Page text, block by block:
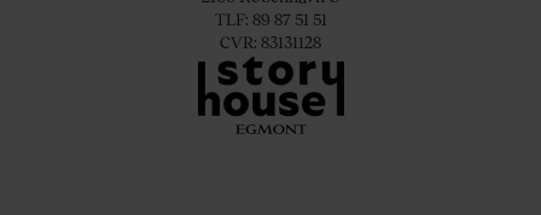
TLF: 89 87 51 51
CVR: 83131128